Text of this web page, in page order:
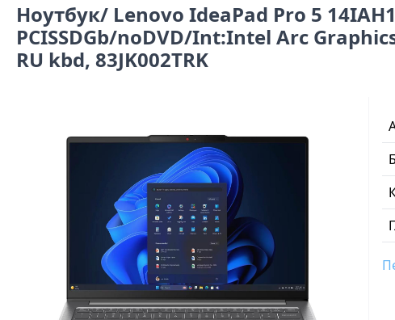
Ноутбук/ Lenovo IdeaPad Pro 5
PCISSDGb/noDVD/Int:Intel Arc
RU kbd, 83JK002TRK